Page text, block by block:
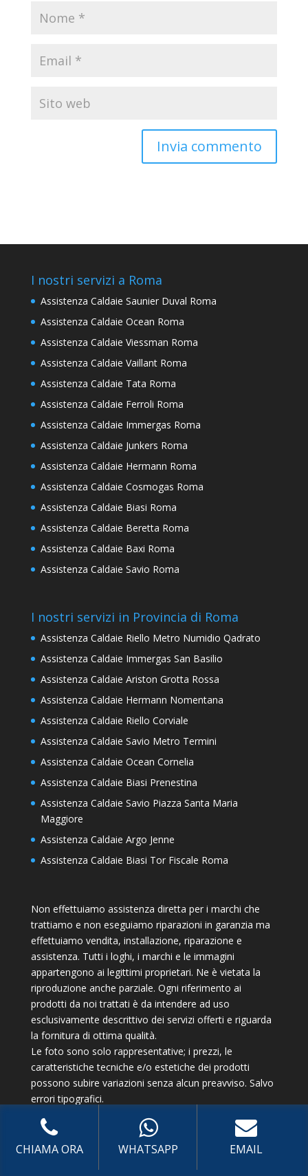
I nostri servizi a Roma
Assistenza Caldaie Saunier Duval Roma
Assistenza Caldaie Ocean Roma
Assistenza Caldaie Viessman Roma
Assistenza Caldaie Vaillant Roma
Assistenza Caldaie Tata Roma
Assistenza Caldaie Ferroli Roma
Assistenza Caldaie Immergas Roma
Assistenza Caldaie Junkers Roma
Assistenza Caldaie Hermann Roma
Assistenza Caldaie Cosmogas Roma
Assistenza Caldaie Biasi Roma
Assistenza Caldaie Beretta Roma
Assistenza Caldaie Baxi Roma
Assistenza Caldaie Savio Roma
I nostri servizi in Provincia di Roma
Assistenza Caldaie Riello Metro Numidio Qadrato
Assistenza Caldaie Immergas San Basilio
Assistenza Caldaie Ariston Grotta Rossa
Assistenza Caldaie Hermann Nomentana
Assistenza Caldaie Riello Corviale
Assistenza Caldaie Savio Metro Termini
Assistenza Caldaie Ocean Cornelia
Assistenza Caldaie Biasi Prenestina
Assistenza Caldaie Savio Piazza Santa Maria
Maggiore
Assistenza Caldaie Argo Jenne
Assistenza Caldaie Biasi Tor Fiscale Roma
Non effettuiamo assistenza diretta per i marchi che
trattiamo e non eseguiamo riparazioni in garanzia ma
effettuiamo vendita, installazione, riparazione e
assistenza. Tutti i loghi, i marchi e le immagini
appartengono ai legittimi proprietari. Ne è vietata la
riproduzione anche parziale. Ogni riferimento ai
prodotti da noi trattati è da intendere ad uso
esclusivamente descrittivo dei servizi offerti e riguarda
la fornitura di ottima qualità.
Le foto sono solo rappresentative; i prezzi, le
caratteristiche tecniche e/o estetiche dei prodotti
possono subire variazioni senza alcun preavviso. Salvo
errori tipografici.
CHIAMA ORA WHATSAPP EMAIL